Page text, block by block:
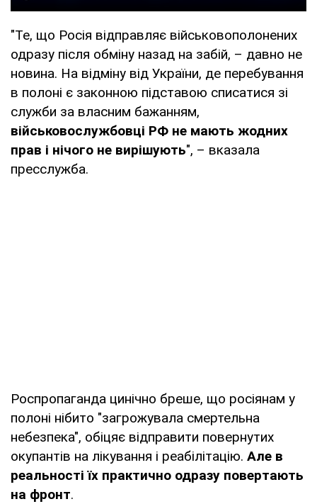
"Те, що Росія відправляє військовополонених
одразу після обміну назад на забій, – давно не
новина. На відміну від України, де перебування
в полоні є законною підставою списатися зі
служби за власним бажанням,
військовослужбовці РФ не мають жодних
прав і нічого не вирішують", – вказала
пресслужба.
Роспропаганда цинічно бреше, що росіянам у
полоні нібито "загрожувала смертельна
небезпека", обіцяє відправити повернутих
окупантів на лікування і реабілітацію. Але в
реальності їх практично одразу повертають
на фронт.